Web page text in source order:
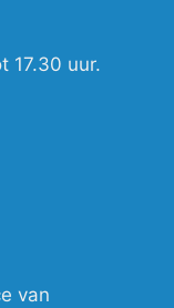
17.30 uur.
van